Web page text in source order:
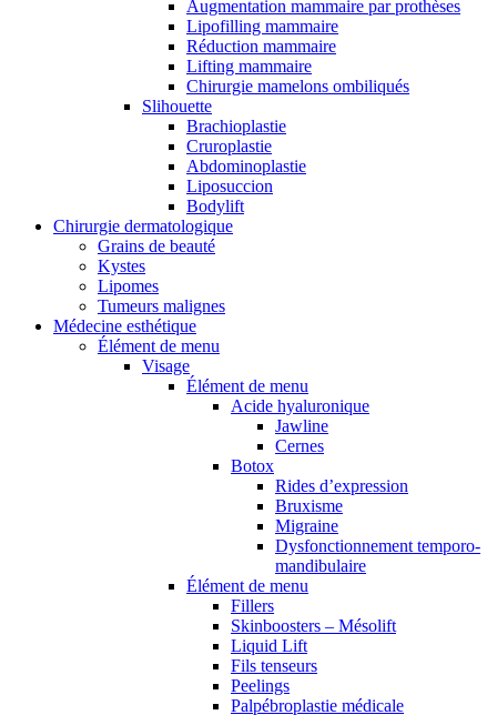
Augmentation mammaire par prothèses
Lipofilling mammaire
Réduction mammaire
Lifting mammaire
Chirurgie mamelons ombiliqués
Slihouette
Brachioplastie
Cruroplastie
Abdominoplastie
Liposuccion
Bodylift
Chirurgie dermatologique
Grains de beauté
Kystes
Lipomes
Tumeurs malignes
Médecine esthétique
Élément de menu
Visage
Élément de menu
Acide hyaluronique
Jawline
Cernes
Botox
Rides d’expression
Bruxisme
Migraine
Dysfonctionnement temporo-
mandibulaire
Élément de menu
Fillers
Skinboosters – Mésolift
Liquid Lift
Fils tenseurs
Peelings
Palpébroplastie médicale